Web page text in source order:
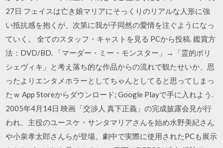
27日 フェイスは亡き娘マリアにそっくりのリアルな人形に強
い抵抗感を抱くが、次第に我が子同然の愛情を注ぐようになっ
ていく。 全てのスタッフ・キャストを見る PCから投稿. 鑑賞方
法：DVD/BD. 「マーダー・ミー・モンスター」→「霊的ボリ
シェヴィキ」と考え落ち的な作品からの流れで観たせいか、思
ったよりエンタメホラーとしてちゃんとしてると思ってしまっ
たｗ App Storeからダウンロード; Google Playで手に入れよう.
2005年4月14日 映画「交渉人 真下正義」の完成披露会見が行
われ、主役のユースケ・サンタマリアさんを始め水野美紀さん
や小泉孝太郎さんらが登場。劇中で実際に使用されたPCも展示